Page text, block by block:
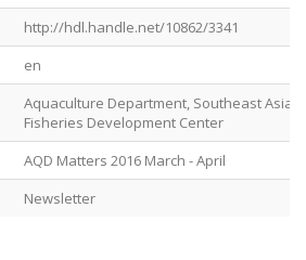
http://hdl.handle.net/10862/3341
en
Aquaculture Department, Southeast Asian
Fisheries Development Center
AQD Matters 2016 March - April
Newsletter